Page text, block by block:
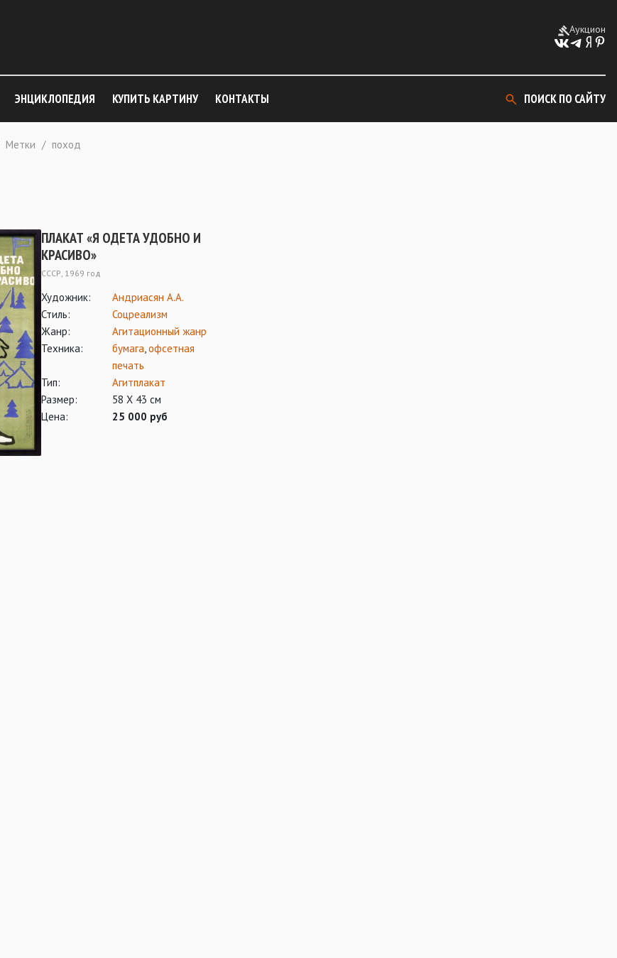
Аукцион
ЭНЦИКЛОПЕДИЯ КУПИТЬ КАРТИНУ КОНТАКТЫ ПОИСК ПО САЙТУ
Метки / поход
ПЛАКАТ «Я ОДЕТА УДОБНО И
КРАСИВО»
СССР, 1969 год
Художник:
Андриасян А.А.
Стиль:
Соцреализм
Жанр:
Агитационный жанр
Техника:
бумага,офсетная
печать
Тип:
Агитплакат
Размер:
58 Х 43 см
Цена:
25 000 руб